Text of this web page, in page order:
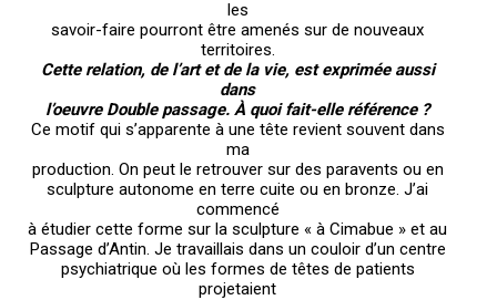
les
savoir-faire pourront être amenés sur de nouveaux
territoires.
Cette relation, de l’art et de la vie, est exprimée aussi
dans
l’oeuvre Double passage. À quoi fait-elle référence ?
Ce motif qui s’apparente à une tête revient souvent dans
ma
production. On peut le retrouver sur des paravents ou en
sculpture autonome en terre cuite ou en bronze. J’ai
commencé
à étudier cette forme sur la sculpture « à Cimabue » et au
Passage d’Antin. Je travaillais dans un couloir d’un centre
psychiatrique où les formes de têtes de patients
projetaient